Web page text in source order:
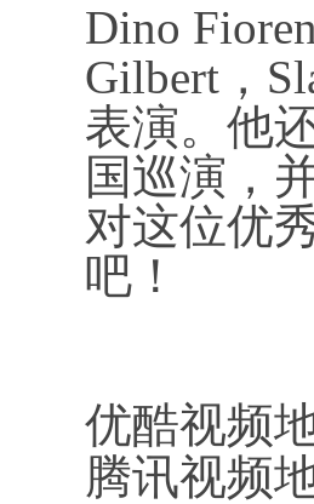
Dino
Gilbert，
表演。他
国巡演，
对这位优
吧！
优酷视频
腾讯视频